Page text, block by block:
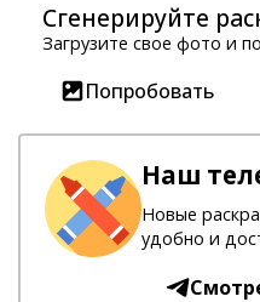
Сгенерируйте
Загрузите свое фото и
Попробовать
Наш
Новые
удобно и